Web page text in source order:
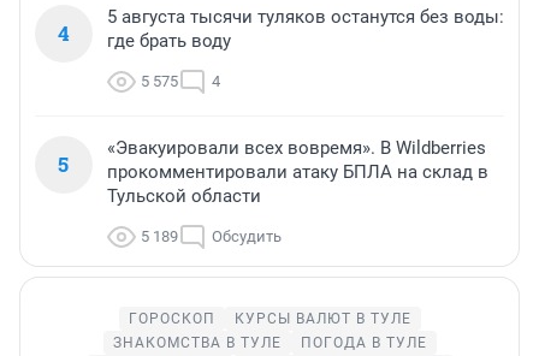
4
5 августа тысячи туляков останутся без воды:
где брать воду
5 575 4
5
«Эвакуировали всех вовремя». В Wildberries
прокомментировали атаку БПЛА на склад в
Тульской области
5 189 Обсудить
ГОРОСКОП
КУРСЫ ВАЛЮТ В ТУЛЕ
ЗНАКОМСТВА В ТУЛЕ
ПОГОДА В ТУЛЕ